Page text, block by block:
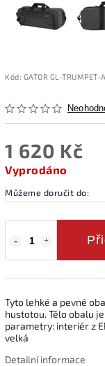
Kód: GATOR GL-TRUMPET-A
1 620 Kč
Vyprodáno
Můžeme doručit do:
Tyto lehké a pevné
hustotou. Tělo obalu
parametry: interiér z
velká
Detailní informace